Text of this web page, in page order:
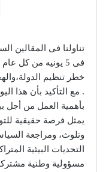
تناولنا فى المقالين
فى 5 يونيه من كل
خطر تنظيم
. مع التأكيد بأن هذا
بأهمية العمل من أجل
يمثل فرصة حقيقية
وتلوث، ومراجعة
التحديات البيئية
مسؤولية وطنية